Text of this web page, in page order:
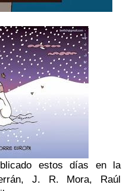
estos días en la
J. R. Mora, Raúl